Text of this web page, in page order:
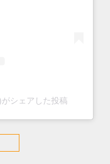
シェアした投稿